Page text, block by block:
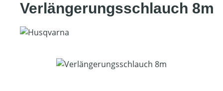
Verlängerungsschlauch 8m
Bildergalerie überspringen